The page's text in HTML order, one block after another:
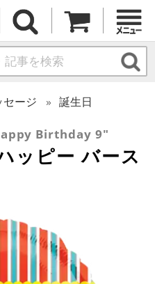
セージ 誕生日
Birthday 9"
ッピー バース